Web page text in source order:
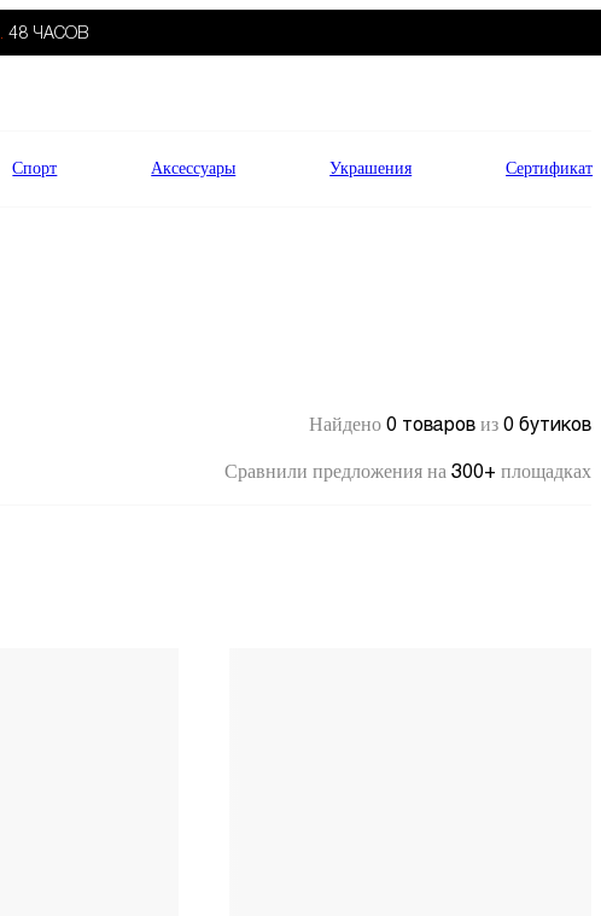
48 ЧАСОВ
Спорт Аксессуары Украшения Сертификат
Найдено 0 товаров из 0 бутиков
Сравнили предложения на 300+ площадках